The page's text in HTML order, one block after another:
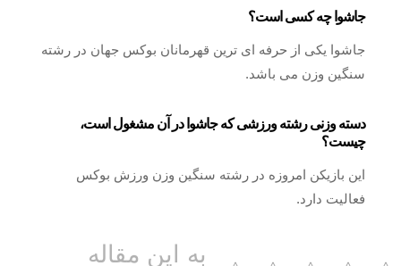
جاشوا چه کسی است؟
جاشوا یکی از حرفه ای ترین قهرمانان بوکس جهان در رشته
سنگین وزن می باشد.
دسته وزنی رشته ورزشی که جاشوا در آن مشغول است،
چیست؟
این بازیکن امروزه در رشته سنگین وزن ورزش بوکس
فعالیت دارد.
به این مقاله